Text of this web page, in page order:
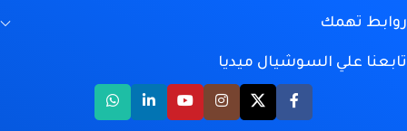
روابط تهمك
تابعنا علي السوشيال ميديا